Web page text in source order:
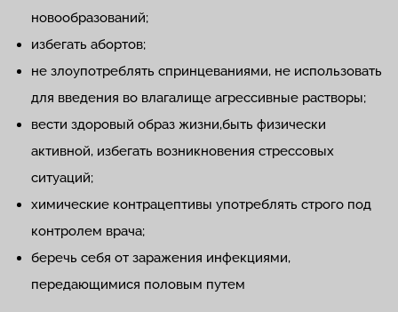
новообразований;
избегать абортов;
не злоупотреблять спринцеваниями, не использовать
для введения во влагалище агрессивные растворы;
вести здоровый образ жизни,быть физически
активной, избегать возникновения стрессовых
ситуаций;
химические контрацептивы употреблять строго под
контролем врача;
беречь себя от заражения инфекциями,
передающимися половым путем